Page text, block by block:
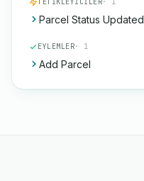
Parcel Status Updated
EYLEMLER· 1
Add Parcel